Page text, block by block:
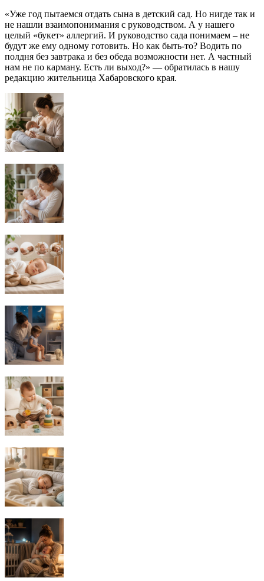
«Уже год пытаемся отдать сына в детский сад. Но нигде так и
не нашли взаимопонимания с руководством. А у нашего
целый «букет» аллергий. И руководство сада понимаем – не
будут же ему одному готовить. Но как быть-то? Водить по
полдня без завтрака и без обеда возможности нет. А частный
нам не по карману. Есть ли выход?» — обратилась в нашу
редакцию жительница Хабаровского края.